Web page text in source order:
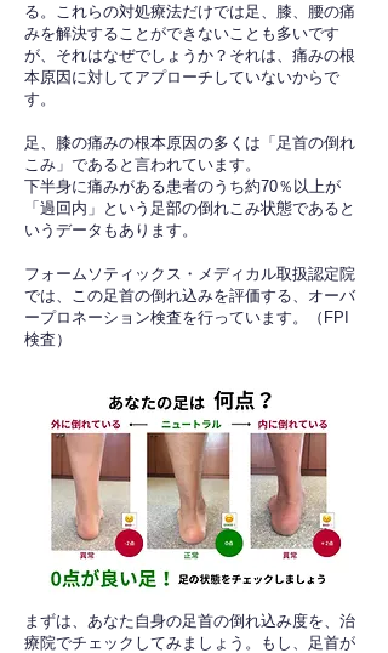
る。これらの対処療法だけでは足、膝、腰の痛
みを解決することができないことも多いです
が、それはなぜでしょうか？それは、痛みの根
本原因に対してアプローチしていないからで
す。
足、膝の痛みの根本原因の多くは「足首の倒れ
こみ」であると言われています。
下半身に痛みがある患者のうち約70％以上が
「過回内」という足部の倒れこみ状態であると
いうデータもあります。
フォームソティックス・メディカル取扱認定院
では、この足首の倒れ込みを評価する、オーバ
ープロネーション検査を行っています。（FPI
検査）​
​まずは、あなた自身の足首の倒れ込み度を、治
療院でチェックしてみましょう。もし、足首が